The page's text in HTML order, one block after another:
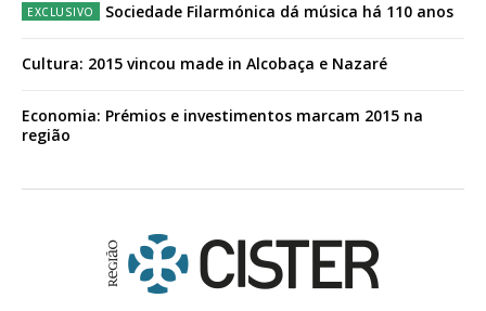
Sociedade Filarmónica dá música há 110 anos
Cultura: 2015 vincou made in Alcobaça e Nazaré
Economia: Prémios e investimentos marcam 2015 na
região